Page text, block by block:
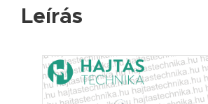
Leírás